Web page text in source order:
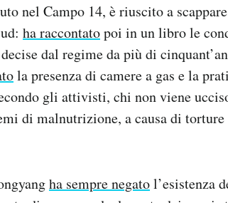
nel Campo 14, è riuscito a
ha raccontatopoi in un libro le
dal regime da più di
la presenza di camere a gas e la
gli attivisti, chi non viene
di malnutrizione, a causa di torture
ha sempre negatol’esistenza